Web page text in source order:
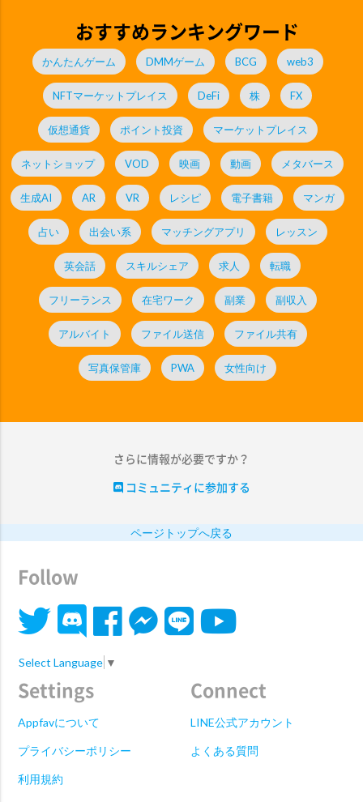
おすすめランキングワード
かんたんゲーム DMMゲーム BCG web3
NFTマーケットプレイス DeFi 株 FX
仮想通貨 ポイント投資 マーケットプレイス
ネットショップ VOD 映画 動画 メタバース
生成AI AR VR レシピ 電子書籍 マンガ
占い 出会い系 マッチングアプリ レッスン
英会話 スキルシェア 求人 転職
フリーランス 在宅ワーク 副業 副収入
アルバイト ファイル送信 ファイル共有
写真保管庫 PWA 女性向け
さらに情報が必要ですか？
コミュニティに参加する
ページトップへ戻る
Follow
Select Language ▼
Settings
Appfavについて
プライバシーポリシー
利用規約
Connect
LINE公式アカウント
よくある質問